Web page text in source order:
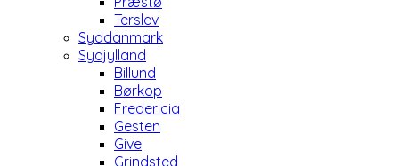
Terslev
Syddanmark
Sydjylland
Billund
Børkop
Fredericia
Gesten
Give
Grindsted